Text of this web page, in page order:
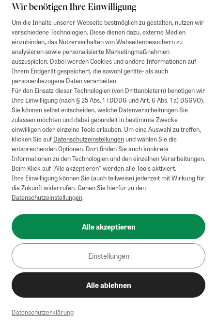
Wir benötigen Ihre Einwilligung
Um die Inhalte unserer Webseite bestmöglich zu gestalten, nutzen wir
verschiedene Technologien. Diese dienen dazu, externe Medien
einzubinden, das Nutzerverhalten von Webseitenbesuchern zu
analysieren sowie personalisierte Marketingmaßnahmen
auszuspielen. Dabei werden Cookies und andere Informationen auf
Ihrem Endgerät gespeichert, die sowohl geräte- als auch
personenbezogene Daten verarbeiten.
Für den Einsatz dieser Technologien (von Drittanbietern) benötigen wir
Ihre Einwilligung (nach § 25 Abs. 1 TDDDG und Art. 6 Abs. 1 a) DSGVO).
Sie können selbst entscheiden, welche Datenverarbeitungen Sie
zulassen möchten und dabei gebündelt in bestimmte Zwecke
einwilligen oder einzelne Tools erlauben. Um eine Auswahl zu treffen,
klicken Sie aufDatenschutzeinstellungenund wählen Sie die
entsprechenden Optionen. Dort finden Sie auch konkrete
Informationen zu den Technologien und den einzelnen Verarbeitungen.
Beim Klick auf "Alle akzeptieren" werden alle Tools aktiviert.
Ihre Einwilligung können Sie (auch teilweise) jederzeit mit Wirkung für
die Zukunft widerrufen. Gehen Sie hierfür zu den
Datenschutzeinstellungen.
Alle akzeptieren
Einstellungen
Alle ablehnen
Datenschutzerklärung
Mindestbestellwert von 50€. Nicht anwendbar auf Produkte, die der
Buchpreisbindung unterliegen, ZEIT-Akademie, e-Books. Keine
Barauszahlung möglich. Nicht mit weiteren Gutscheinen/Rabatten
kombinierbar.
Briefsendungen sind vom kostenlosen Rückversand ausgeschlossen.
Weitere Informationen zu Rücksendungen finden Sie hier.
Alle Preise inkl. gesetzl. MwSt. zzgl. Versandkosten
© 2002-2026 - Zeitverlag Gerd Bucerius GmbH & Co. KG
AGB
Widerrufsbelehrung
Barrierefreiheit
Cookies/Tracking
Instagram Pinterest